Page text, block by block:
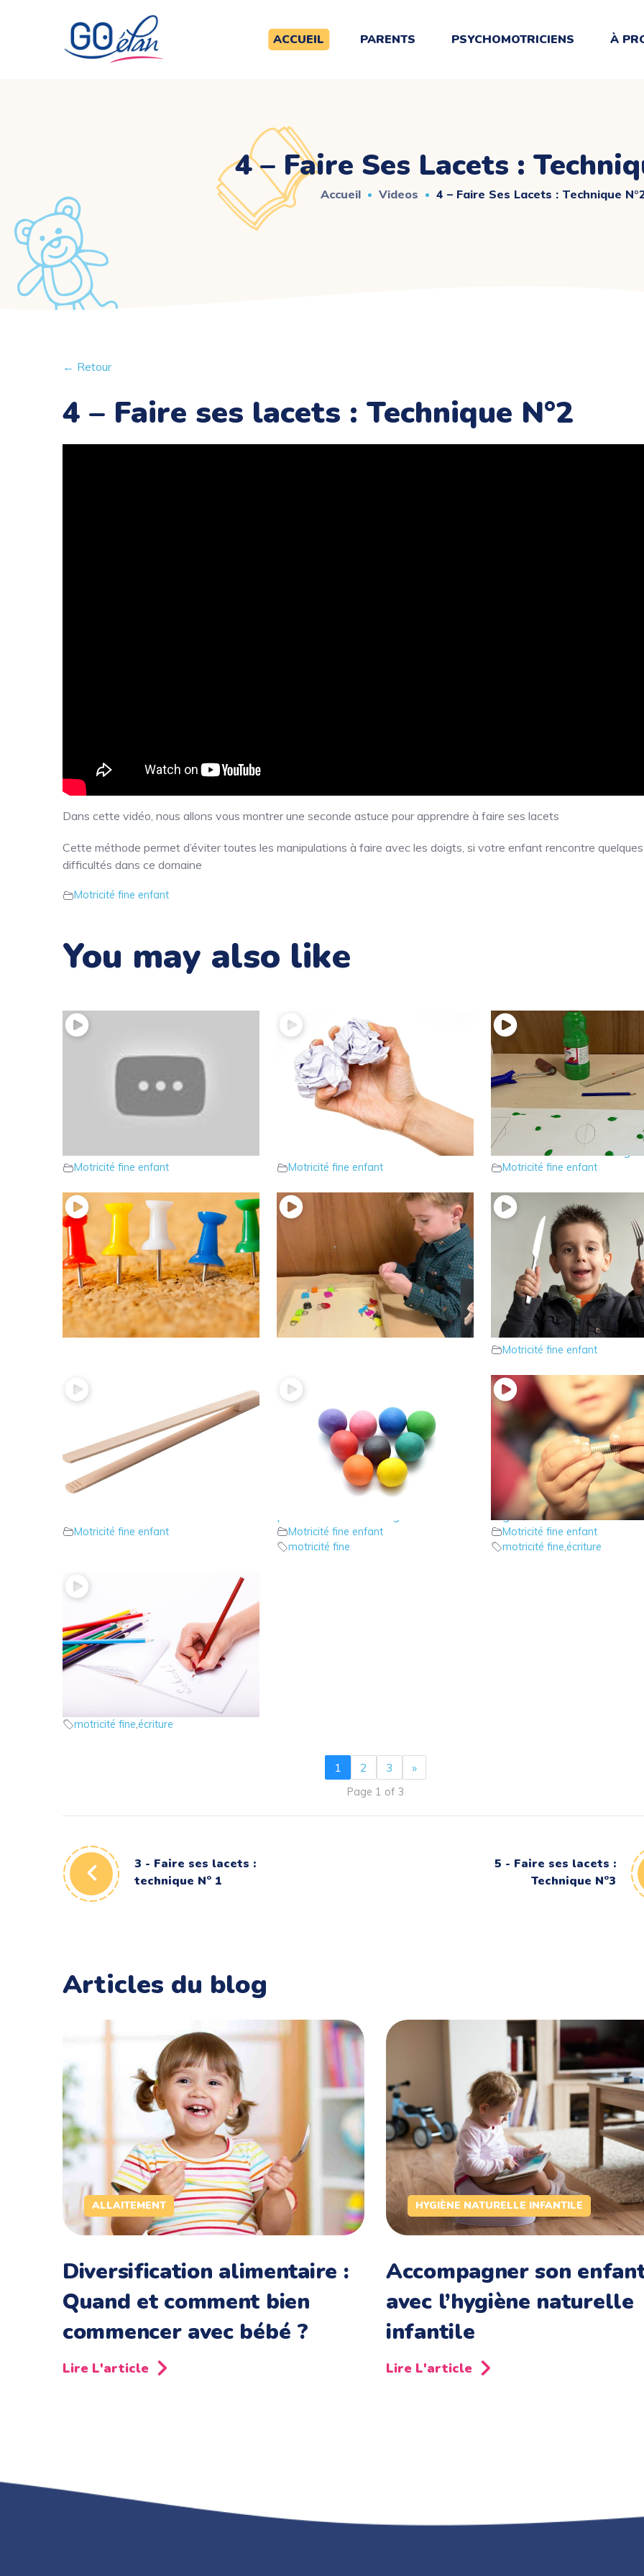
ACCUEIL PARENTS PSYCHOMOTRICIENS À
4 – Faire Ses Lacets :
Accueil Videos 4 – Faire Ses Lacets : Technique
← Retour
4 – Faire ses lacets : Technique N°2
Dans cette vidéo, nous allons vous montrer une seconde astuce pour apprendre à faire ses lacets
Cette méthode permet d’éviter toutes les manipulations à faire avec les doigts, si votre enfant rencontre quelques
difficultés dans ce domaine
Motricité fine enfant
You may also like
Motricité fine enfant
20 – Un jeu pour développer sa
Motricité fine enfant
19 – Jouons au tir au
éveiller la dextérité
Motricité fine enfant
18 – Le jeu des punaises
Motricité fine enfant
17 – le jeu des cadenas
Motricité fine enfant
16 – la “bonne” tenue des
couverts
Motricité fine enfant
15 – Un jeu utile avec la pince à
Motricité fine enfant
14 – Exercice de pâte à modeler
Motricité fine enfant
motricité fine
13 – Exercices de
digitale
Motricité fine enfant
motricité fine,écriture
2 – La tenue de crayon
Apprentissage de l’écriture
motricité fine,écriture
1 2 3 »
Page 1 of 3
3 - Faire ses lacets :
technique N° 1
5 - Faire ses lacets :
Technique N°3
Articles du blog
ALLAITEMENT
Diversification alimentaire :
Quand et comment bien
commencer avec bébé ?
Lire L'article
HYGIÈNE NATURELLE INFANTILE
Accompagner son
avec l’hygiène naturelle
infantile
Lire L'article